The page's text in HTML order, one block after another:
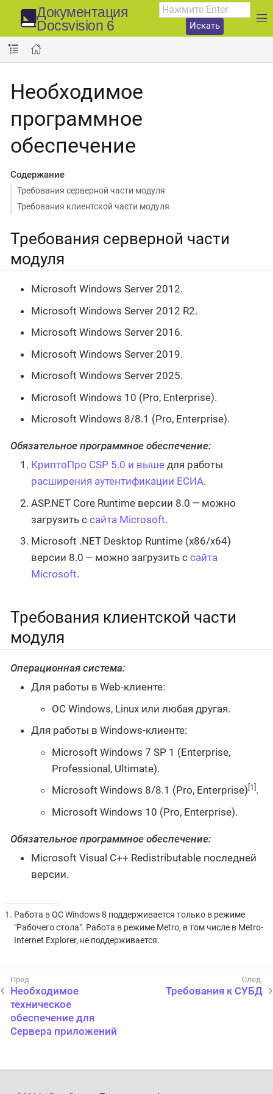
Документация
Docsvision 6
Искать
Необходимое
программное
обеспечение
Содержание
Требования серверной части модуля
Требования клиентской части модуля
Требования серверной части
модуля
Microsoft Windows Server 2012.
Microsoft Windows Server 2012 R2.
Microsoft Windows Server 2016.
Microsoft Windows Server 2019.
Microsoft Windows Server 2025.
Microsoft Windows 10 (Pro, Enterprise).
Microsoft Windows 8/8.1 (Pro, Enterprise).
Обязательное программное обеспечение:
КриптоПро CSP 5.0 и выше для работы
расширения аутентификации ЕСИА.
ASP.NET Core Runtime версии 8.0 — можно
загрузить с сайта Microsoft.
Microsoft .NET Desktop Runtime (x86/x64)
версии 8.0 — можно загрузить с сайта
Microsoft.
Требования клиентской части
модуля
Операционная система:
Для работы в Web-клиенте:
ОС Windows, Linux или любая другая.
Для работы в Windows-клиенте:
Microsoft Windows 7 SP 1 (Enterprise,
Professional, Ultimate).
Microsoft Windows 8/8.1 (Pro, Enterprise) 1 .
Microsoft Windows 10 (Pro, Enterprise).
Обязательное программное обеспечение:
Microsoft Visual C++ Redistributable последней
версии.
1 . Работа в ОС Windows 8 поддерживается только в режиме
"Рабочего стола". Работа в режиме Metro, в том числе в Metro-
Internet Explorer, не поддерживается.
Необходимое
техническое
обеспечение для
Сервера приложений
Требования к СУБД